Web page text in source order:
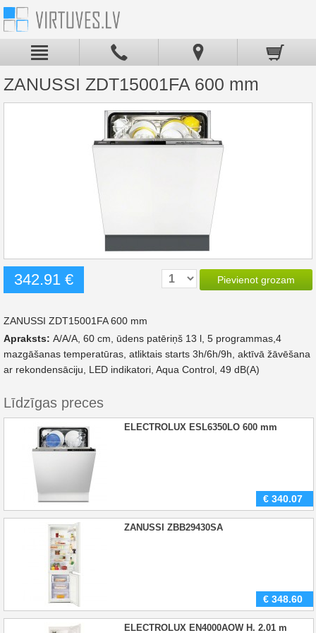
ZANUSSI ZDT15001FA 600 mm
342.91 € Pievienot grozam
ZANUSSI ZDT15001FA 600 mm
Apraksts: A/A/A, 60 cm, ūdens patēriņš 13 l, 5 programmas,4
mazgāšanas temperatūras, atliktais starts 3h/6h/9h, aktīvā žāvēšana
ar rekondensāciju, LED indikatori, Aqua Control, 49 dB(A)
Līdzīgas preces
ELECTROLUX ESL6350LO 600 mm
€ 340.07
ZANUSSI ZBB29430SA
€ 348.60
ELECTROLUX EN4000AOW H. 2.01 m